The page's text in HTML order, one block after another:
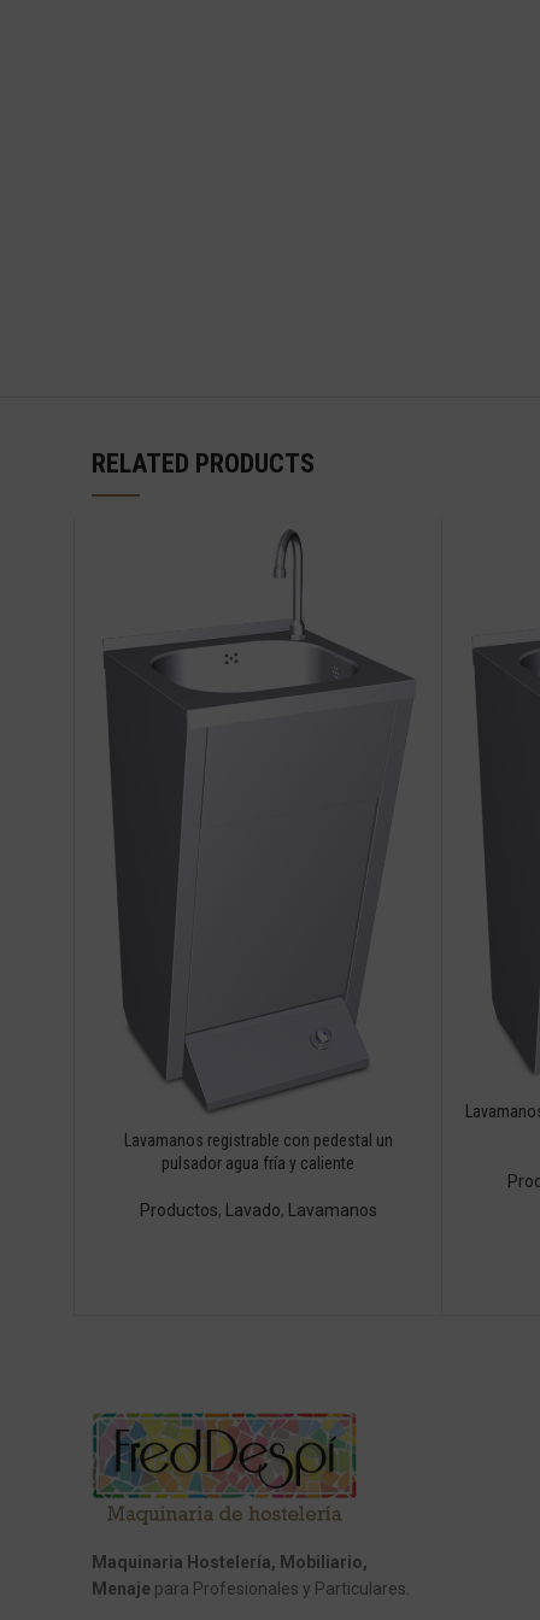
RELATED PRODUCTS
Lavamanos registrable con pedestal un
pulsador agua fría y caliente
Productos, Lavado, Lavamanos
Maquinaria Hostelería, Mobiliario,
Menaje para Profesionales y Particulares.